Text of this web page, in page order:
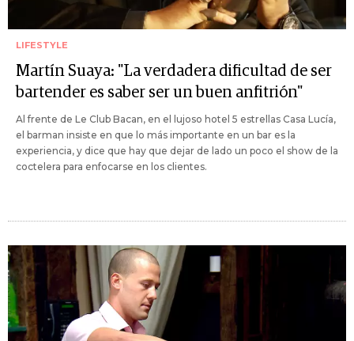
LIFESTYLE
Martín Suaya: "La verdadera dificultad de ser
bartender es saber ser un buen anfitrión"
Al frente de Le Club Bacan, en el lujoso hotel 5 estrellas Casa Lucía,
el barman insiste en que lo más importante en un bar es la
experiencia, y dice que hay que dejar de lado un poco el show de la
coctelera para enfocarse en los clientes.